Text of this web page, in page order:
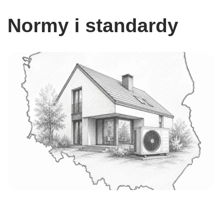
Normy i standardy